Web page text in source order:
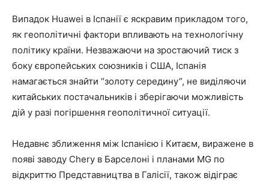
Випадок Huawei в Іспанії є яскравим прикладом того,
як геополітичні фактори впливають на технологічну
політику країни. Незважаючи на зростаючий тиск з
боку європейських союзників і США, Іспанія
намагається знайти “золоту середину”, не виділяючи
китайських постачальників і зберігаючи можливість
дій у разі погіршення геополітичної ситуації.
Недавнє зближення між Іспанією і Китаєм, виражене в
появі заводу Chery в Барселоні і планами MG по
відкриттю Представництва в Галісії, також відіграє